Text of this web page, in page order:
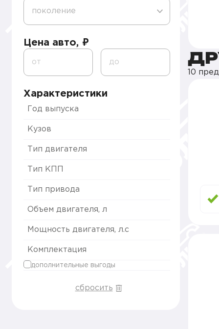
поколение
Цена авто, ₽
от до
Характеристики
Год выпуска
Кузов
Тип двигателя
Тип КПП
Тип привода
Объем двигателя, л
Мощность двигателя, л.с
Комплектация
дополнительные выгоды
сбросить
10